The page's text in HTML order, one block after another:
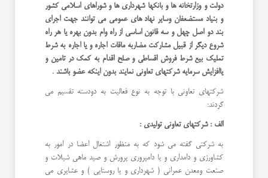
دولت و وزارتخانه ها و بانکها شهرداری ها و شوراهای اسلامی کشور
و بنیاد مستضعفان وسایر نهاد های عمومی می توانند جهت اجرای
بند دو اصل چهل و سه قانون اساسی از راه وام بدون بهره یا هر راه
شروع دیگر از قبیل مشارکت مضاربه ماقات اجاره و یا اجاره به شرط
تملیک بیع شرط فروش اقساطی و صلح اقدام به کمک در تامین و
یاافزایش سرمایه شرکتهای تعاونی نمایند بدون اینکه عضو باشند .
شرکتهای تعاونی با توجه به نوع فعالیت به دودسته تقسیم می
گردند:
الف : شرکتهای تعاونی تولیدی :
به شرکتی گفته می شود که به منظور اشتغال اعضا در امور به
کشاورزی و دامداری و یا دامپروری پرورش و صید ماهی شیلات و
صنعت ومعدن عمرانی ( شهرداری و یا روستایی ) و عشایری می